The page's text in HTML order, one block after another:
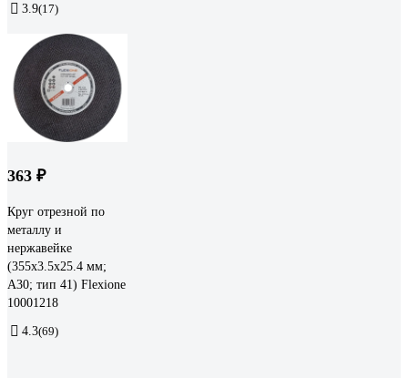
3.9(17)
363 ₽
Круг отрезной по
металлу и
нержавейке
(355х3.5х25.4 мм;
A30; тип 41) Flexione
10001218
4.3(69)